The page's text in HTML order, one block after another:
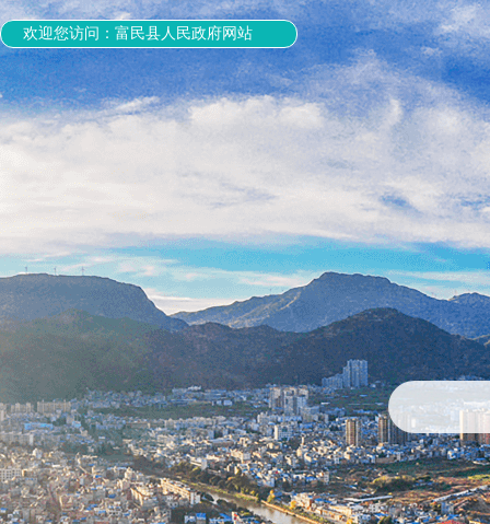
欢迎您访问：富民县人民政府网站